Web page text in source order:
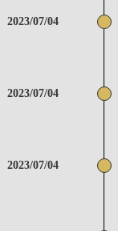
2023/07/04
2023/07/04
2023/07/04